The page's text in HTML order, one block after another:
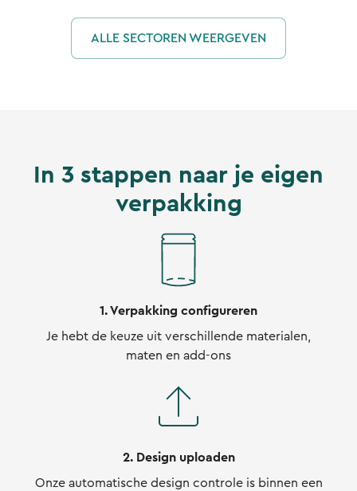
ALLE SECTOREN WEERGEVEN
In 3 stappen naar je eigen
verpakking
1. Verpakking configureren
Je hebt de keuze uit verschillende materialen,
maten en add-ons
2. Design uploaden
Onze automatische design controle is binnen een